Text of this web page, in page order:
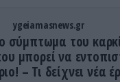
ygeiamasnews.gr
σύμπτωμα του
μπορεί να
– Τι δείχνει νέα